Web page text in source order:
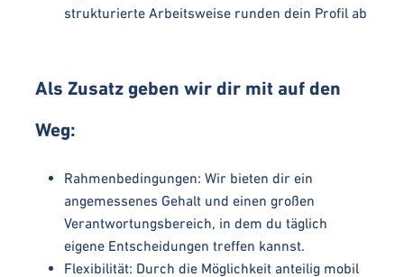
strukturierte Arbeitsweise runden dein Profil ab
Als Zusatz geben wir dir mit auf den
Weg:
Rahmenbedingungen: Wir bieten dir ein
angemessenes Gehalt und einen großen
Verantwortungsbereich, in dem du täglich
eigene Entscheidungen treffen kannst.
Flexibilität: Durch die Möglichkeit anteilig mobil